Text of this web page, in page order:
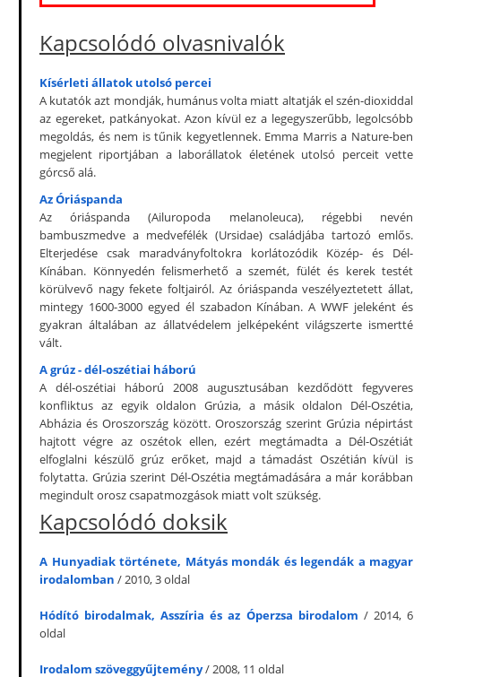
Kapcsolódó olvasnivalók
Kísérleti állatok utolsó percei
A kutatók azt mondják, humánus volta miatt altatják el szén-dioxiddal
az egereket, patkányokat. Azon kívül ez a legegyszerűbb, legolcsóbb
megoldás, és nem is tűnik kegyetlennek. Emma Marris a Nature-ben
megjelent riportjában a laborállatok életének utolsó perceit vette
górcső alá.
Az Óriáspanda
Az óriáspanda (Ailuropoda melanoleuca), régebbi nevén
bambuszmedve a medvefélék (Ursidae) családjába tartozó emlős.
Elterjedése csak maradványfoltokra korlátozódik Közép- és Dél-
Kínában. Könnyedén felismerhető a szemét, fülét és kerek testét
körülvevő nagy fekete foltjairól. Az óriáspanda veszélyeztetett állat,
mintegy 1600-3000 egyed él szabadon Kínában. A WWF jeleként és
gyakran általában az állatvédelem jelképeként világszerte ismertté
vált.
A grúz - dél-oszétiai háború
A dél-oszétiai háború 2008 augusztusában kezdődött fegyveres
konfliktus az egyik oldalon Grúzia, a másik oldalon Dél-Oszétia,
Abházia és Oroszország között. Oroszország szerint Grúzia népirtást
hajtott végre az oszétok ellen, ezért megtámadta a Dél-Oszétiát
elfoglalni készülő grúz erőket, majd a támadást Oszétián kívül is
folytatta. Grúzia szerint Dél-Oszétia megtámadására a már korábban
megindult orosz csapatmozgások miatt volt szükség.
Kapcsolódó doksik
A Hunyadiak története, Mátyás mondák és legendák a magyar
irodalomban / 2010, 3 oldal
Hódító birodalmak, Asszíria és az Óperzsa birodalom / 2014, 6
oldal
Irodalom szöveggyűjtemény/ 2008, 11 oldal